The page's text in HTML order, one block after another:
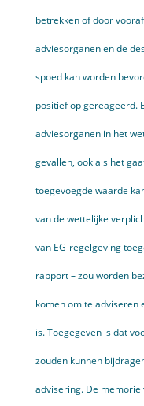
betrekken of door
adviesorganen en de
spoed kan worden
positief op gereageerd.
adviesorganen in het
gevallen, ook als het
toegevoegde waarde
van de wettelijke
van EG-regelgeving
rapport – zou worden
komen om te adviseren
is. Toegegeven is dat
zouden kunnen
advisering. De